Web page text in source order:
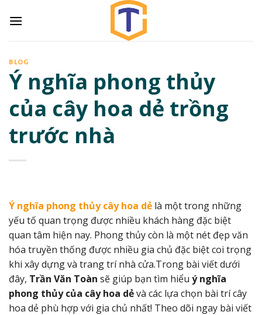
BLOG
Ý nghĩa phong thủy
của cây hoa dẻ trồng
trước nhà
Ý nghĩa phong thủy cây hoa dẻ là một trong những
yếu tố quan trọng được nhiều khách hàng đặc biệt
quan tâm hiện nay. Phong thủy còn là một nét đẹp văn
hóa truyền thống được nhiều gia chủ đặc biệt coi trọng
khi xây dựng và trang trí nhà cửa.Trong bài viết dưới
đây, Trần Văn Toàn sẽ giúp bạn tìm hiểu ý nghĩa
phong thủy của cây hoa dẻvà các lựa chọn bài trí cây
hoa dẻ phù hợp với gia chủ nhất! Theo dõi ngay bài viết